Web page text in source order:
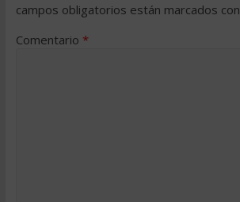
campos obligatorios están marcados con
Comentario *